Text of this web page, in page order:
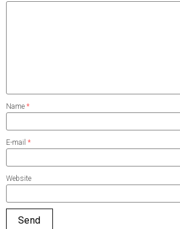
Name *
E-mail *
Website